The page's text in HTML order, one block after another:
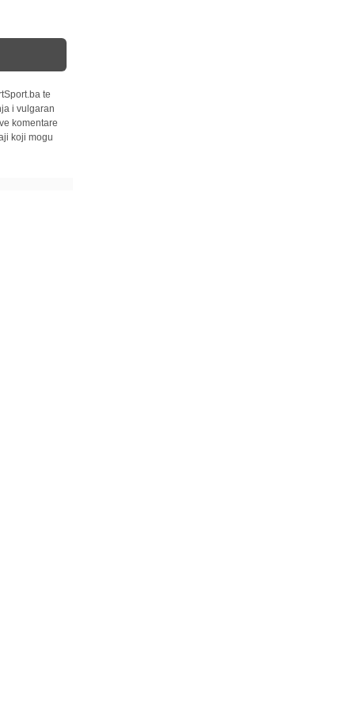
te
i vulgaran
komentare
koji mogu